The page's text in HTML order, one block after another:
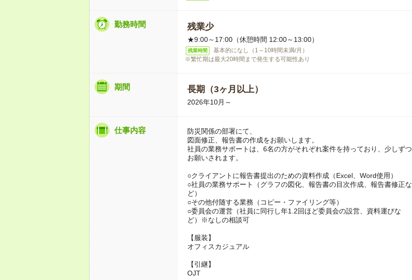
勤務時間 残業少
★9:00～17:00（休憩時間 12:00～13:00）
残業時間
基本的になし（1～10時間未満/月）
※繁忙期は最大20時間まで発生する可能性あり
期間 長期（3ヶ月以上）
2026年10月～
仕事内容
防災関係の部署にて、
図面修正、報告書の作成をお願いします。
社員の業務サポートは、6名の方がそれぞれ案件を持っており、少しずつ
お願いされます。
○クライアントに報告書提出のための資料作成（Excel、Word使用）
○社員の業務サポート（グラフの図化、報告書の目次作成、報告書修正な
ど）
○その他付随する業務（コピー・ファイリング等）
○委員会の運営（社員に同行し年1.2回ほど委員会の設営、資料運びな
ど）※なしの相談可
【服装】
オフィスカジュアル
【引継】
OJT